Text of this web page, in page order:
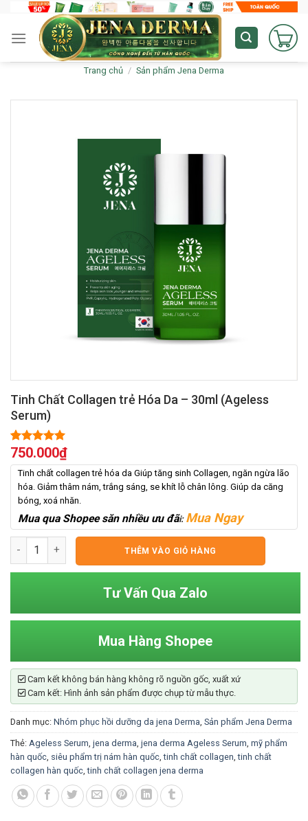
content
Trang chủ / Sản phẩm Jena Derma
Tinh Chất Collagen trẻ Hóa Da – 30ml (Ageless
Serum)
5.00trên 5
dựa trên
1
đánh giá
750.000₫
Tinh chất collagen trẻ hóa da Giúp tăng sinh Collagen, ngăn ngừa lão
hóa. Giảm thâm nám, trắng sáng, se khít lỗ chân lông. Giúp da căng
bóng, xoá nhăn.
Mua qua Shopee săn nhiều ưu đãi: Mua Ngay
Tinh Chất Collagen trẻ Hóa Da - 30ml (Ageless Serum) số
THÊM VÀO GIỎ HÀNG
Tư Vấn Qua Zalo
Mua Hàng Shopee
Cam kết không bán hàng không rõ nguồn gốc, xuất xứ
Cam kết: Hình ảnh sản phẩm được chụp từ mẫu thực.
Danh mục: Nhóm phục hồi dưỡng da jena Derma Sản phẩm Jena Derma
Thẻ: Ageless Serum jena derma jena derma Ageless Serum mỹ phẩm
hàn quốc siêu phẩm trị nám hàn quốc ,tinh chất collagen ,tinh chất
collagen hàn quốc ,tinh chất collagen jena derma